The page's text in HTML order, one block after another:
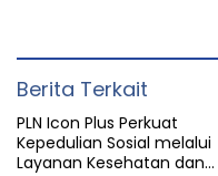
Berita Terkait
PLN Icon Plus Perkuat
Kepedulian Sosial melalui
Layanan Kesehatan dan